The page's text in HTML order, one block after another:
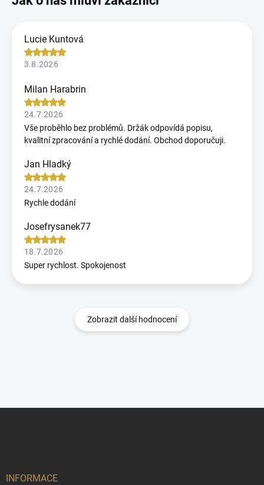
Lucie Kuntová
3.8.2026
Milan Harabrin
24.7.2026
Vše proběhlo bez problémů. Držák odpovídá popisu,
kvalitní zpracování a rychlé dodání. Obchod doporučuji.
Jan Hladký
24.7.2026
Rychle dodání
Josefrysanek77
18.7.2026
Super rychlost. Spokojenost
Zobrazit další hodnocení
INFORMACE